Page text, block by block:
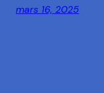
mars 16, 2025